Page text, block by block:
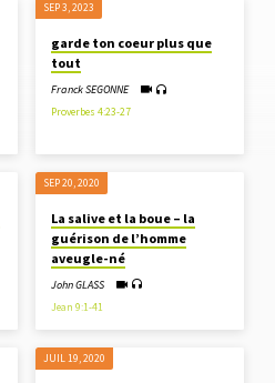
SEP 3, 2023
garde ton coeur plus que
tout
Franck SEGONNE
Proverbes 4:23-27
SEP 20, 2020
La salive et la boue – la
guérison de l’homme
aveugle-né
John GLASS
Jean 9:1-41
JUIL 19, 2020